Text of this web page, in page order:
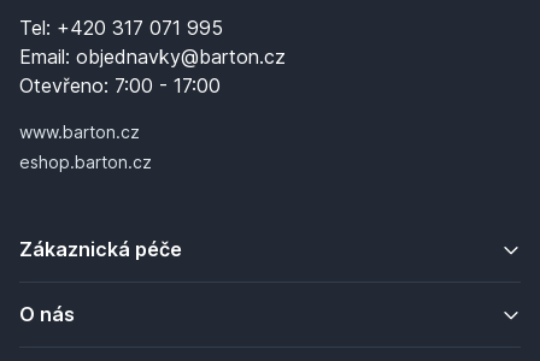
Tel: +420 317 071 995
Email: objednavky@barton.cz
Otevřeno: 7:00 - 17:00
www.barton.cz
eshop.barton.cz
Zákaznická péče
O nás